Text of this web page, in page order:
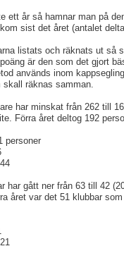
ett år så hamnar man på
sist det året (antalet
listats och räknats ut så
är den som det gjort
används inom
räknas samman.
har minskat från 262 till
Förra året deltog 192
personer
har gått ner från 63 till 42
året var det 51 klubbar som